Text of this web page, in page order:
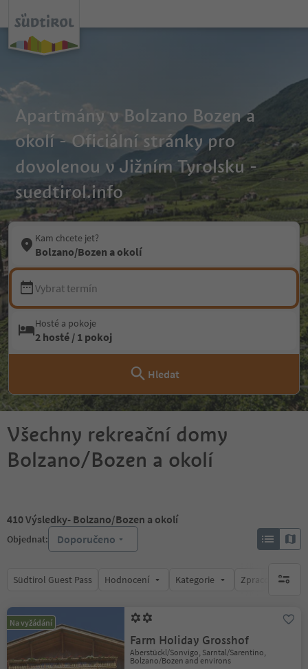
Apartmány v Bolzano Bozen a
okolí - Oficiální stránky pro
dovolenou v Jižním Tyrolsku -
suedtirol.info
Kam chcete jet?
Bolzano/Bozen a okolí
Vybrat termín
Hosté a pokoje
2 hosté / 1 pokoj
Hledat
Všechny rekreační domy
Bolzano/Bozen a okolí
410Výsledky- Bolzano/Bozen a okolí
Objednat: Doporučeno
Südtirol Guest Pass Hodnocení Kategorie Zpracovávábrak
Na vyžádání
Farm Holiday Grosshof
Aberstückl/Sonvigo, Sarntal/Sarentino,
Bolzano/Bozen and environs